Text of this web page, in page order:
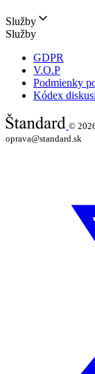
Služby
Služby
GDPR
V.O.P
Podmienky
Kódex
©
oprava@standard.sk